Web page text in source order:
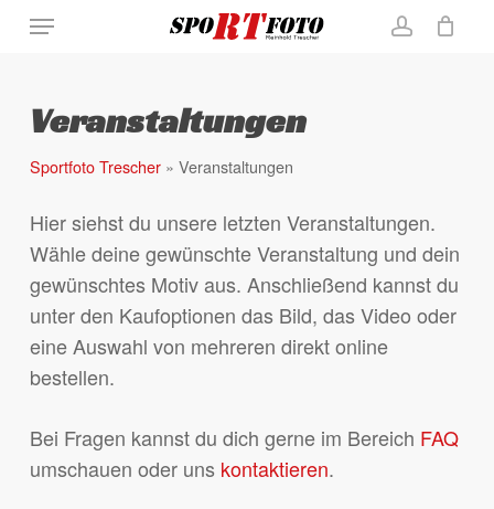
Skip
content
Menu
Veranstaltungen
Sportfoto Trescher» Veranstaltungen
Hier siehst du unsere letzten Veranstaltungen.
Wähle deine gewünschte Veranstaltung und dein
gewünschtes Motiv aus. Anschließend kannst du
unter den Kaufoptionen das Bild, das Video oder
eine Auswahl von mehreren direkt online
bestellen.
Bei Fragen kannst du dich gerne im Bereich FAQ
umschauen oder uns kontaktieren.